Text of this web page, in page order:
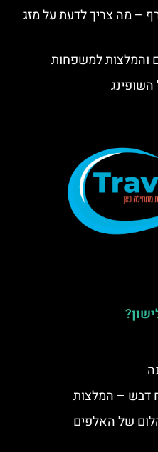
– מה צריך לדעת על מזג
והמלצות למשפחות
דבש – המלצות
של האלפים